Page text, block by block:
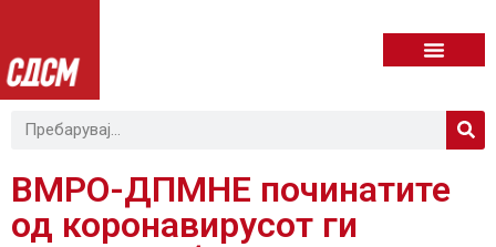
ВМРО-ДПМНЕ починатите
од коронавирусот ги